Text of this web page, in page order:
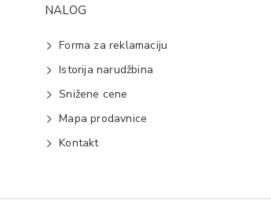
NALOG
Forma za reklamaciju
Istorija narudžbina
Snižene cene
Mapa prodavnice
Kontakt